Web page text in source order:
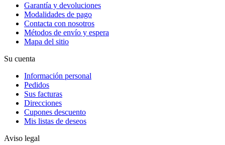
Garantía y devoluciones
Modalidades de pago
Contacta con nosotros
Métodos de envío y espera
Mapa del sitio
Su cuenta
Información personal
Pedidos
Sus facturas
Direcciones
Cupones descuento
Mis listas de deseos
Aviso legal